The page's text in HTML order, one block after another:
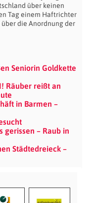
über keinen
Tag einem Haftrichter
die Anordnung der
Seniorin Goldkette
Räuber reißt an
in Barmen –
gerissen – Raub in
Städtedreieck –